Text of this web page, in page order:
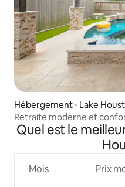
Hébergement ⋅ Lake
Retraite moderne et
Quel est le
Mois Prix